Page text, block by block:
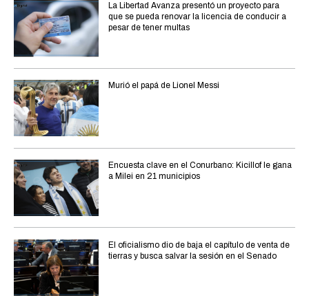
La Libertad Avanza presentó un proyecto para
que se pueda renovar la licencia de conducir a
pesar de tener multas
Murió el papá de Lionel Messi
Encuesta clave en el Conurbano: Kicillof le gana
a Milei en 21 municipios
El oficialismo dio de baja el capítulo de venta de
tierras y busca salvar la sesión en el Senado